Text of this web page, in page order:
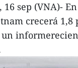
16 sep (VNA)-
crecerá
un